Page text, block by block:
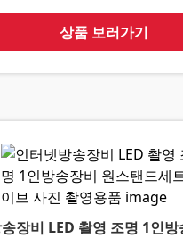
상품 보러가기
장비 LED 촬영 조명 1인